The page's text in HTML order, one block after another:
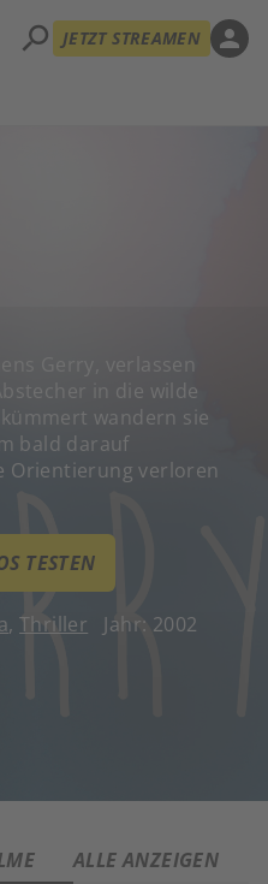
search JETZT STREAMEN person
Gerry, verlassen
in die wilde
wandern sie
bald darauf
Orientierung verloren
TESTEN
,Thriller
Jahr: 2002
ALLE ANZEIGEN